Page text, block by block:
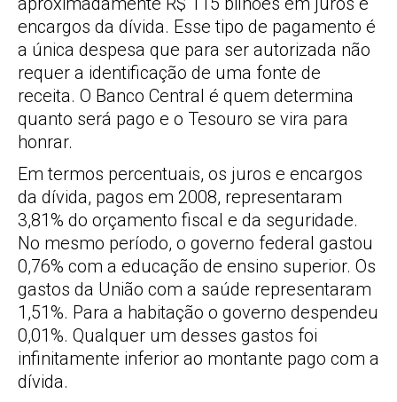
encargos da dívida. Esse tipo de pagamento é
a única despesa que para ser autorizada não
requer a identificação de uma fonte de
receita. O Banco Central é quem determina
quanto será pago e o Tesouro se vira para
honrar.
Em termos percentuais, os juros e encargos
da dívida, pagos em 2008, representaram
3,81% do orçamento fiscal e da seguridade.
No mesmo período, o governo federal gastou
0,76% com a educação de ensino superior. Os
gastos da União com a saúde representaram
1,51%. Para a habitação o governo despendeu
0,01%. Qualquer um desses gastos foi
infinitamente inferior ao montante pago com a
dívida.